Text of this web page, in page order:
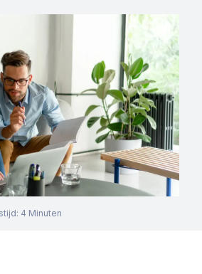
: 4 Minuten